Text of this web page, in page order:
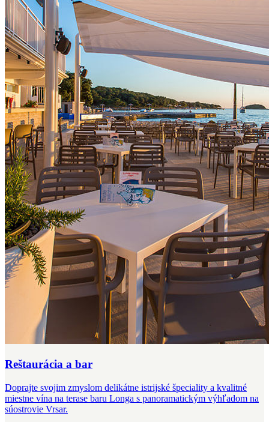
Reštaurácia a bar
Doprajte svojim zmyslom delikátne istrijské špeciality a kvalitné
miestne vína na terase baru Longa s panoramatickým výhľadom na
súostrovie Vrsar.